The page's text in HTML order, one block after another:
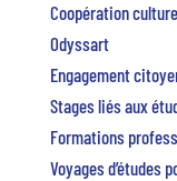
Coopération
Odyssart
Engagement
Stages liés aux
Formations
Voyages d’études